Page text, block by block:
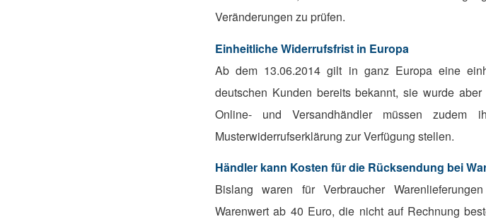
Veränderungen zu prüfen.
Einheitliche Widerrufsfrist in Europa
Ab dem 13.06.2014 gilt in ganz Europa eine
deutschen Kunden bereits bekannt, sie wurde
Online- und Versandhändler müssen zudem
Musterwiderrufserklärung zur Verfügung stellen.
Händler kann Kosten für die Rücksendung bei
Bislang waren für Verbraucher
Warenwert ab 40 Euro, die nicht auf Rechnung